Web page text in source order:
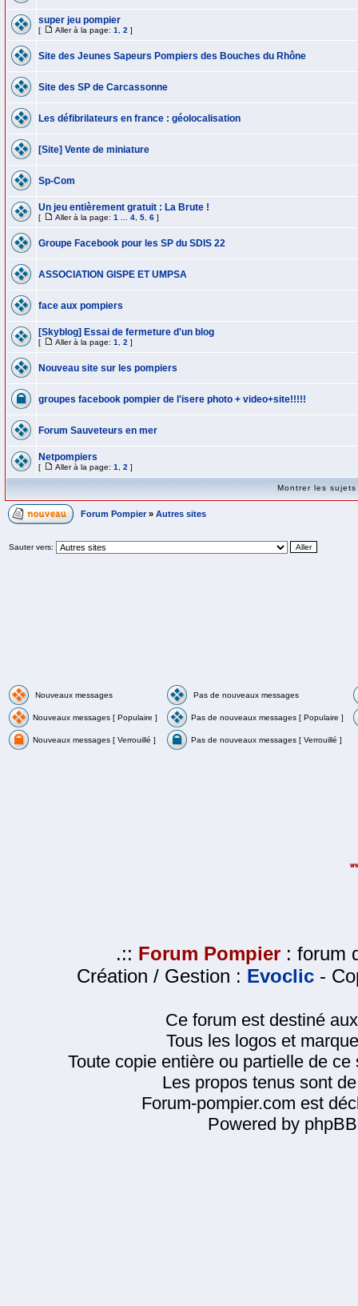
super jeu pompier
[ Aller à la page: 1 2 ]
Site des Jeunes Sapeurs Pompiers des Bouches du Rhône
Site des SP de Carcassonne
Les défibrilateurs en france : géolocalisation
[Site] Vente de miniature
Sp-Com
Un jeu entièrement gratuit : La Brute !
[ Aller à la page: 1 4 5 6 ]
Groupe Facebook pour les SP du SDIS 22
ASSOCIATION GISPE ET UMPSA
face aux pompiers
[Skyblog] Essai de fermeture d'un blog
[ Aller à la page: 1 2 ]
Nouveau site sur les pompiers
groupes facebook pompier de l'isere photo + video+site!!!!!
Forum Sauveteurs en mer
Netpompiers
[ Aller à la page: 1 2 ]
Montrer les
Forum Pompier » Autres sites
Sauter vers:
Nouveaux messages Pas de nouveaux messages
Nouveaux messages [ Populaire ] Pas de nouveaux messages [ Populaire ]
Nouveaux messages [ Verrouillé ] Pas de nouveaux messages [ Verrouillé ]
.:: Forum Pompier : forum
Création / Gestion : Evoclic -
Ce forum est destiné
Tous les logos et
Toute copie entière ou partielle de
Les propos tenus sont
Forum-pompier.com est
Powered by